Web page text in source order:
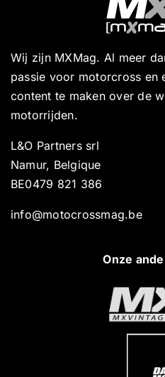
Wij zijn MXMag. Al meer
passie voor motorcross en
content te maken over de
motorrijden.
L&O Partners srl
Namur, Belgique
BE0479 821 386
info@motocrossmag.be
Onze